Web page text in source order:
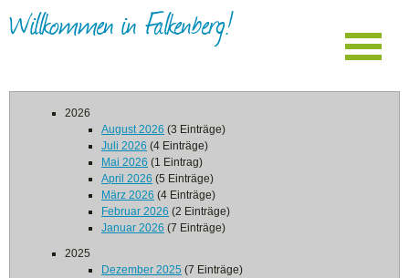
Willkommen in Falkenberg!
2026
August 2026 (3 Einträge)
Juli 2026 (4 Einträge)
Mai 2026 (1 Eintrag)
April 2026 (5 Einträge)
März 2026 (4 Einträge)
Februar 2026 (2 Einträge)
Januar 2026 (7 Einträge)
2025
Dezember 2025 (7 Einträge)